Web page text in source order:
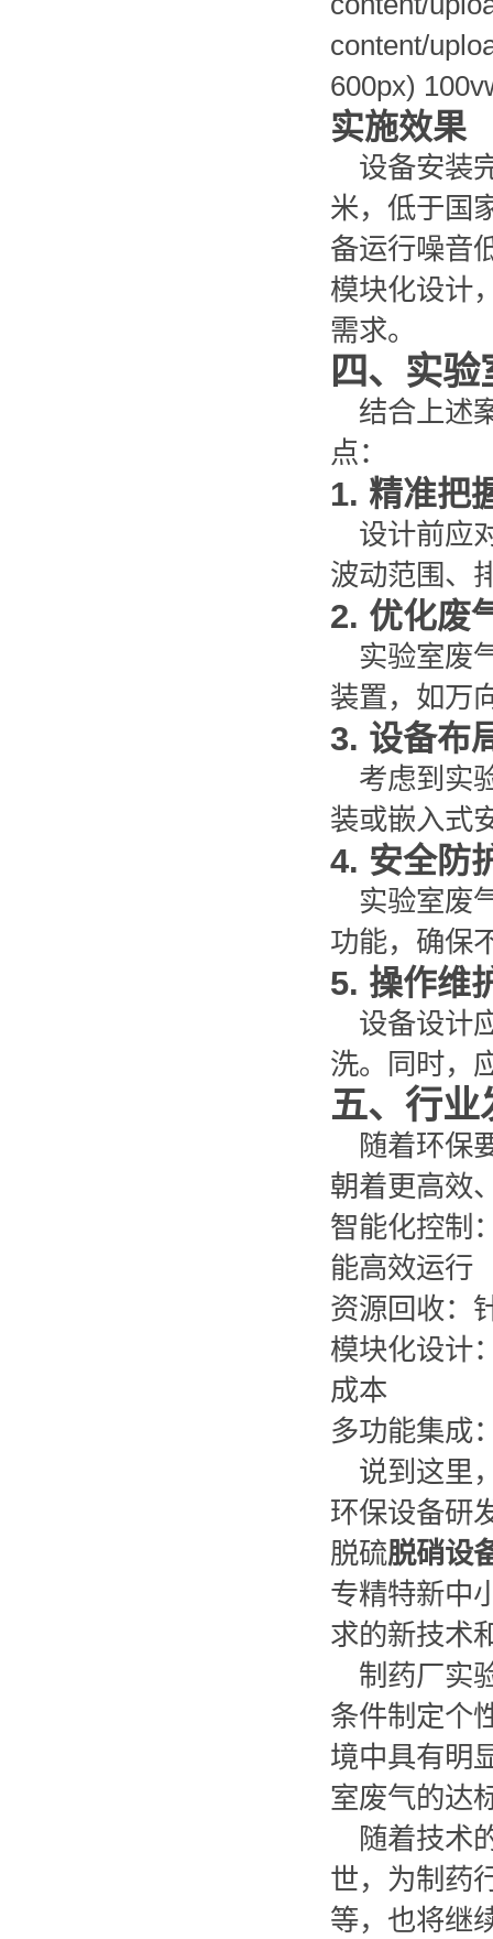
content/
600px)
实施效果
设备安装
米，低于国
备运行噪音
模块化设计
需求。
四、实
结合上述
点：
1. 精准把
设计前应
波动范围、
2. 优化废
实验室废
装置，如万
3. 设备布
考虑到实
装或嵌入式
4. 安全防
实验室废
功能，确保
5. 操作维
设备设计
洗。同时，
五、行业
随着环保
朝着更高效
智能化控制
能高效运行
资源回收：
模块化设计
成本
多功能集成
说到这里
环保设备研
脱硫脱硝设
专精特新中
求的新技术
制药厂实
条件制定个
境中具有明
室废气的达
随着技术
世，为制药
等，也将继